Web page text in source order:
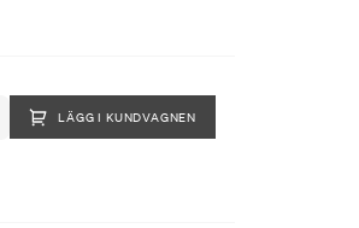
LÄGG I KUNDVAGNEN